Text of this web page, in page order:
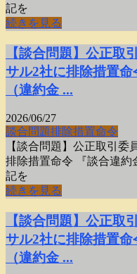
記を
続きを見る
【談合問題】公正取
サル2社に排除措置
（違約金 ...
2026/06/27
談合問題排除措置命令
【談合問題】公正取引委
排除措置命令 『談合違約
記を
続きを見る
【談合問題】公正取
サル2社に排除措置
（違約金 ...